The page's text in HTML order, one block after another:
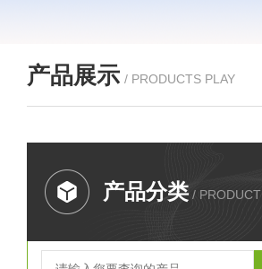
产品展示 / PRODUCTS PLAY
产品分类 / PRODUCT